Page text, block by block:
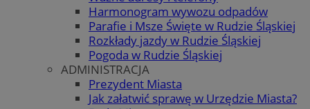
Harmonogram wywozu odpadów
Parafie i Msze Święte w Rudzie Śląskiej
Rozkłady jazdy w Rudzie Śląskiej
Pogoda w Rudzie Śląskiej
ADMINISTRACJA
Prezydent Miasta
Jak załatwić sprawę w Urzędzie Miasta?